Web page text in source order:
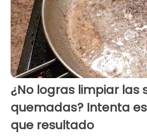
¿No logras limpiar las
quemadas? Intenta
que resultado